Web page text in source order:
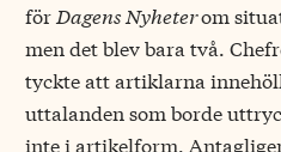
för Dagens Nyheterom
men det blev bara två.
tyckte att artiklarna
uttalanden som borde
inte i artikelform.